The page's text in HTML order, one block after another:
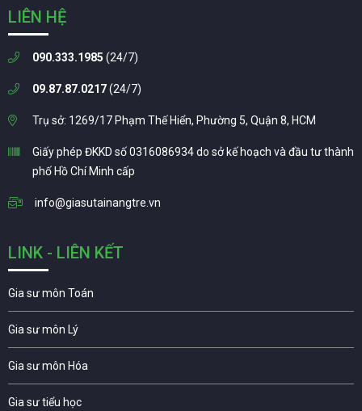
LIÊN HỆ
090.333.1985 (24/7)
09.87.87.0217(24/7)
Trụ sở: 1269/17 Phạm Thế Hiển, Phường 5, Quận 8, HCM
Giấy phép ĐKKD số 0316086934 do sở kế hoạch và đầu tư thành
phố Hồ Chí Minh cấp
info@giasutainangtre.vn
LINK - LIÊN KẾT
Gia sư môn Toán
Gia sư môn Lý
Gia sư môn Hóa
Gia sư tiểu học